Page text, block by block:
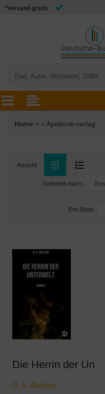
*Versand gratis
Home > > Apebook-verlag
Ansicht:
Sortieren nach:
Pro Seite:
O. K. Abelsen